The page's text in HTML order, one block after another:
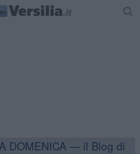
DOMENICA — il Blog di